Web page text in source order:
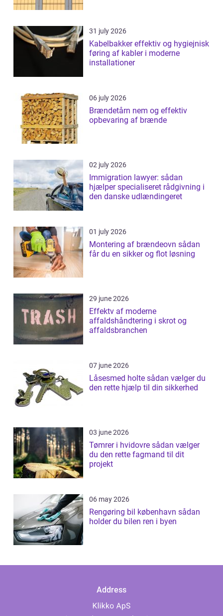
31 july 2026
Kabelbakker effektiv og hygiejnisk
føring af kabler i moderne
installationer
06 july 2026
Brændetårn nem og effektiv
opbevaring af brænde
02 july 2026
Immigration lawyer: sådan
hjælper specialiseret rådgivning i
den danske udlændingeret
01 july 2026
Montering af brændeovn sådan
får du en sikker og flot løsning
29 june 2026
Effektv af moderne
affaldshåndtering i skrot og
affaldsbranchen
07 june 2026
Låsesmed holte sådan vælger du
den rette hjælp til din sikkerhed
03 june 2026
Tømrer i hvidovre sådan vælger
du den rette fagmand til dit
projekt
06 may 2026
Rengøring bil københavn sådan
holder du bilen ren i byen
Address